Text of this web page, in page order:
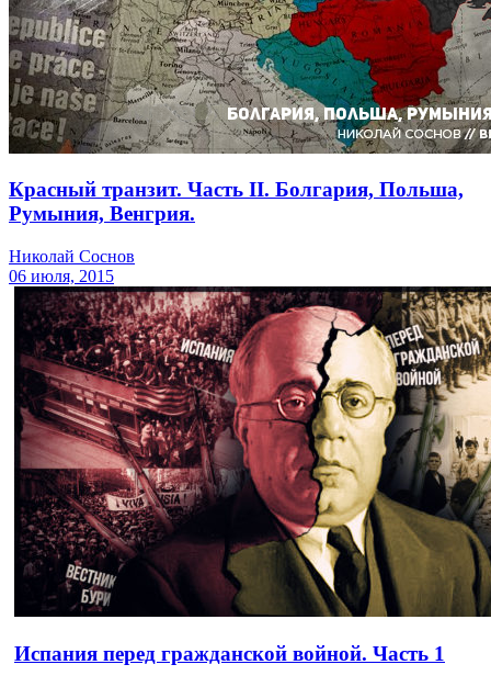
Красный транзит. Часть II. Болгария, Польша,
Румыния, Венгрия.
Николай Соснов
06 июля, 2015
Испания перед гражданской войной. Часть 1